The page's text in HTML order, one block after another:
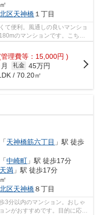
区天神橋１丁目
て便利。風通しの良いマンショ
のマンションです。こちら
理費等：15,000円 )
礼金 45万円
/ 70.20㎡
「天神橋筋六丁目 」駅 徒歩
「中崎町 」駅 徒歩17分
天満 」駅 徒歩17分
区天神橋８丁目
3分以内のマンション。おしゃ
ンがおすすめです。目的に応じ